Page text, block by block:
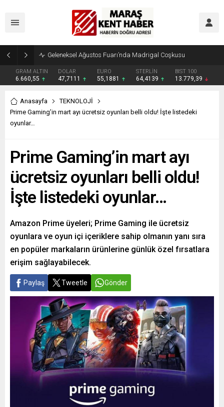
Geleneksel Ağustos Fuarı’nda Madrigal Coşkusu
GRAM ALTIN
6.660,55
DOLAR
47,7111
EURO
55,1881
STERLİN
64,4139
BIST 100
13.779,39
Anasayfa
TEKNOLOJİ
Prime Gaming’in mart ayı ücretsiz oyunları belli oldu! İşte listedeki
oyunlar…
Prime Gaming’in mart ayı
ücretsiz oyunları belli oldu!
İşte listedeki oyunlar…
Amazon Prime üyeleri; Prime Gaming ile ücretsiz
oyunlara ve oyun içi içeriklere sahip olmanın yanı sıra
en popüler markaların ürünlerine günlük özel fırsatlara
erişim sağlayabilecek.
Paylaş Tweetle Gönder